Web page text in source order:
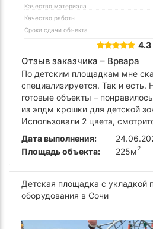
Качество материала
Качество работы
Сроки сдачи объекта
4.3
Отзыв заказчика – Врвара
По детским площадкам мне
специализируется. Так и есть.
готовые объекты –
из эпдм крошки для детской
Использовали 2 цвета,
Дата выполнения:
Площадь объекта:
225м2
Детская площадка с укладкой
оборудования в Сочи